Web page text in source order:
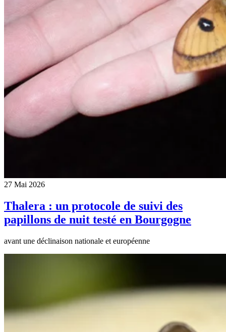
27 Mai 2026
Thalera : un protocole de suivi des
papillons de nuit testé en Bourgogne
avant une déclinaison nationale et européenne